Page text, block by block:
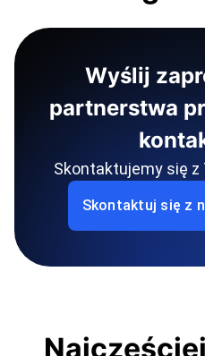
Wyślij
partnerstwa
Skontaktujemy się z
Skontaktuj się z